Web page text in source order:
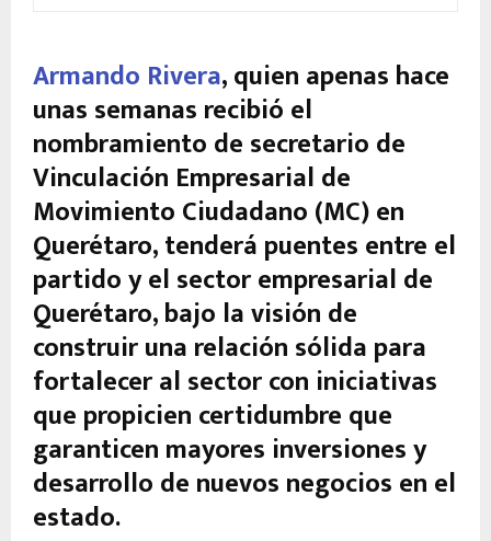
Armando Rivera, quien apenas hace
unas semanas recibió el
nombramiento de secretario de
Vinculación Empresarial de
Movimiento Ciudadano (MC) en
Querétaro, tenderá puentes entre el
partido y el sector empresarial de
Querétaro, bajo la visión de
construir una relación sólida para
fortalecer al sector con iniciativas
que propicien certidumbre que
garanticen mayores inversiones y
desarrollo de nuevos negocios en el
estado.